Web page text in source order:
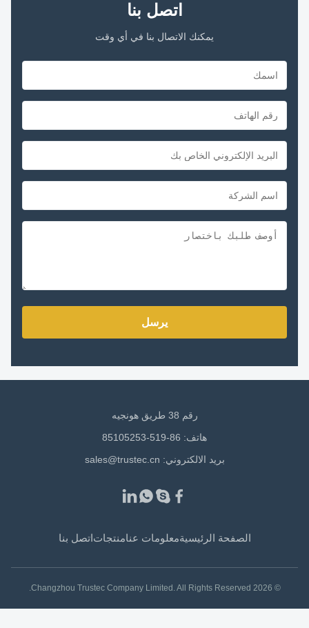
اتصل بنا
يمكنك الاتصال بنا في أي وقت
يرسل
هاتف: 86-519-85105253
بريد الالكتروني: sales@trustec.cn
الصفحة الرئيسيةمعلومات عنامنتجاتاتصل بنا